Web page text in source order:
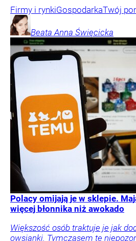
Firmy i rynkiGospodarkaTwój
Beata Anna Święcicka
Polacy omijają je w sklepie.
więcej błonnika niż awokado
Większość osób traktuje je jak
owsianki. Tymczasem te